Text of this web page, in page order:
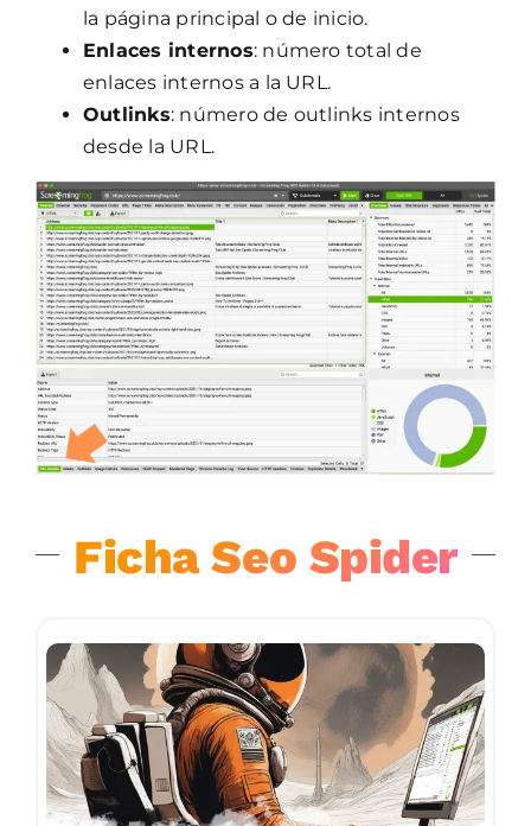
la página principal o de inicio.
Enlaces internos: número total de
enlaces internos a la URL.
Outlinks: número de outlinks internos
desde la URL.
Ficha Seo Spider